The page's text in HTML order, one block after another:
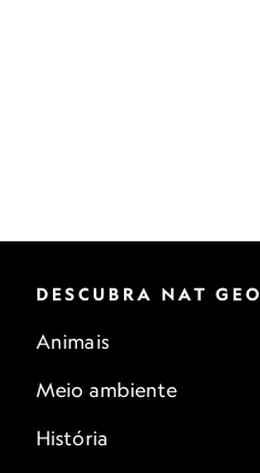
DESCUBRA NAT GEO
Animais
Meio ambiente
História